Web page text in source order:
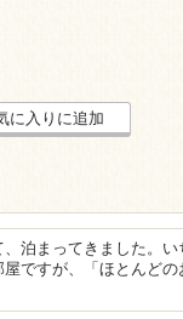
に入りに追加
泊まってきました。い
ですが、「ほとんどの